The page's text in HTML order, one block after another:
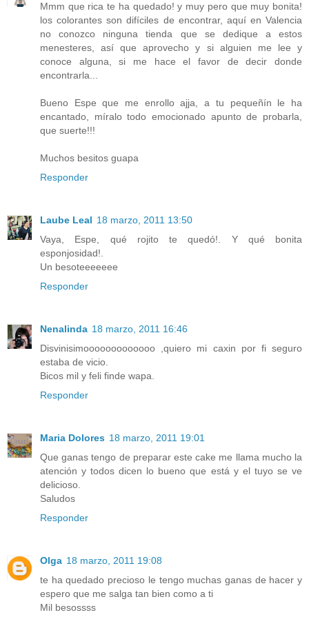
Mmm que rica te ha quedado! y muy pero que muy bonita!
los colorantes son difíciles de encontrar, aquí en Valencia
no conozco ninguna tienda que se dedique a estos
menesteres, así que aprovecho y si alguien me lee y
conoce alguna, si me hace el favor de decir donde
encontrarla...
Bueno Espe que me enrollo ajja, a tu pequeñín le ha
encantado, míralo todo emocionado apunto de probarla,
que suerte!!!
Muchos besitos guapa
Responder
Laube Leal 18 marzo, 2011 13:50
Vaya, Espe, qué rojito te quedó!. Y qué bonita
esponjosidad!.
Un besoteeeeeee
Responder
Nenalinda 18 marzo, 2011 16:46
Disvinisimooooooooooooo ,quiero mi caxin por fi seguro
estaba de vicio.
Bicos mil y feli finde wapa.
Responder
Maria Dolores 18 marzo, 2011 19:01
Que ganas tengo de preparar este cake me llama mucho la
atención y todos dicen lo bueno que está y el tuyo se ve
delicioso.
Saludos
Responder
Olga 18 marzo, 2011 19:08
te ha quedado precioso le tengo muchas ganas de hacer y
espero que me salga tan bien como a ti
Mil besossss